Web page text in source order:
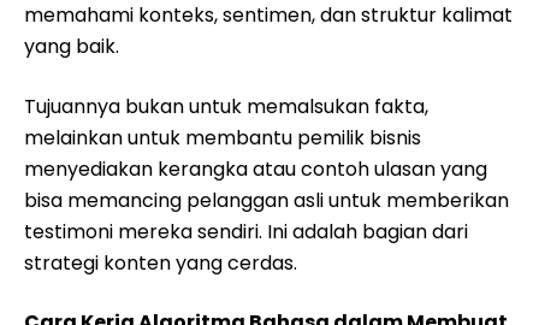
memahami konteks, sentimen, dan struktur kalimat
yang baik.
Tujuannya bukan untuk memalsukan fakta,
melainkan untuk membantu pemilik bisnis
menyediakan kerangka atau contoh ulasan yang
bisa memancing pelanggan asli untuk memberikan
testimoni mereka sendiri. Ini adalah bagian dari
strategi konten yang cerdas.